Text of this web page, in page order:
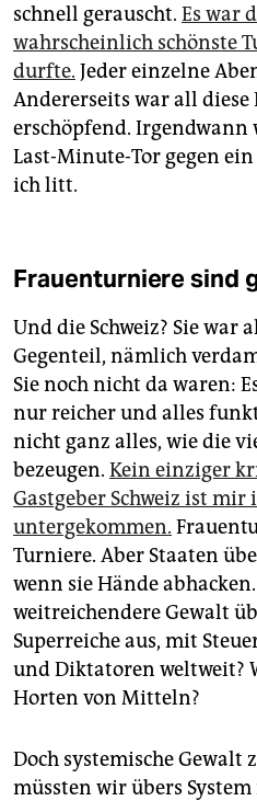
schnell gerauscht. Es war
wahrscheinlich schönste
durfte. Jeder einzelne
Andererseits war all
erschöpfend.
Last-Minute-Tor gegen
ich litt.
Frauenturniere sind
Und die Schweiz? Sie war
Gegenteil, nämlich
Sie noch nicht da waren:
nur reicher und alles
nicht ganz alles, wie die
bezeugen. Kein einziger
Gastgeber Schweiz ist mir
untergekommen.
Turniere. Aber Staaten
wenn sie Hände
weitreichendere Gewalt
Superreiche aus, mit
und Diktatoren weltweit?
Horten von Mitteln?
Doch systemische
müssten wir übers